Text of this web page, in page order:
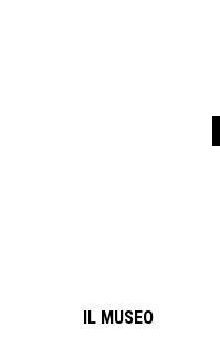
IL MUSEO